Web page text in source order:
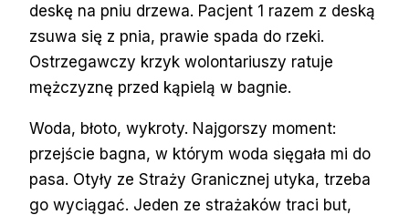
deskę na pniu drzewa. Pacjent 1 razem z deską
zsuwa się z pnia, prawie spada do rzeki.
Ostrzegawczy krzyk wolontariuszy ratuje
mężczyznę przed kąpielą w bagnie.
Woda, błoto, wykroty. Najgorszy moment:
przejście bagna, w którym woda sięgała mi do
pasa. Otyły ze Straży Granicznej utyka, trzeba
go wyciągać. Jeden ze strażaków traci but,